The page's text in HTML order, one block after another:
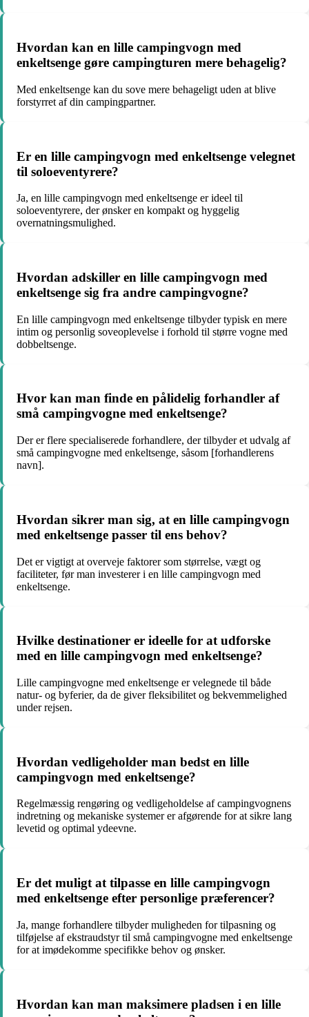
Hvordan kan en lille campingvogn med
enkeltsenge gøre campingturen mere behagelig?
Med enkeltsenge kan du sove mere behageligt uden at blive
forstyrret af din campingpartner.
Er en lille campingvogn med enkeltsenge velegnet
til soloeventyrere?
Ja, en lille campingvogn med enkeltsenge er ideel til
soloeventyrere, der ønsker en kompakt og hyggelig
overnatningsmulighed.
Hvordan adskiller en lille campingvogn med
enkeltsenge sig fra andre campingvogne?
En lille campingvogn med enkeltsenge tilbyder typisk en mere
intim og personlig soveoplevelse i forhold til større vogne med
dobbeltsenge.
Hvor kan man finde en pålidelig forhandler af
små campingvogne med enkeltsenge?
Der er flere specialiserede forhandlere, der tilbyder et udvalg af
små campingvogne med enkeltsenge, såsom [forhandlerens
navn].
Hvordan sikrer man sig, at en lille campingvogn
med enkeltsenge passer til ens behov?
Det er vigtigt at overveje faktorer som størrelse, vægt og
faciliteter, før man investerer i en lille campingvogn med
enkeltsenge.
Hvilke destinationer er ideelle for at udforske
med en lille campingvogn med enkeltsenge?
Lille campingvogne med enkeltsenge er velegnede til både
natur- og byferier, da de giver fleksibilitet og bekvemmelighed
under rejsen.
Hvordan vedligeholder man bedst en lille
campingvogn med enkeltsenge?
Regelmæssig rengøring og vedligeholdelse af campingvognens
indretning og mekaniske systemer er afgørende for at sikre lang
levetid og optimal ydeevne.
Er det muligt at tilpasse en lille campingvogn
med enkeltsenge efter personlige præferencer?
Ja, mange forhandlere tilbyder muligheden for tilpasning og
tilføjelse af ekstraudstyr til små campingvogne med enkeltsenge
for at imødekomme specifikke behov og ønsker.
Hvordan kan man maksimere pladsen i en lille